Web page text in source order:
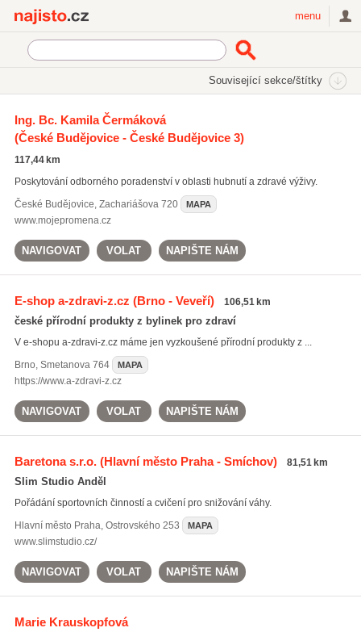
menu
Související sekce/štítky
poradenství ve výživě
poradenství ve výživě(322)
zdravé jídelníčky
zdravá výživa
Všechny související štítky
Ing. Bc. Kamila Čermáková
(České Budějovice - České Budějovice 3)
117,44 km
Poskytování odborného poradenství v oblasti hubnutí a zdravé výživy.
České Budějovice, Zachariášova 720 MAPA
www.mojepromena.cz
NAVIGOVAT VOLAT NAPIŠTE NÁM
E-shop a-zdravi-z.cz (Brno - Veveří) 106,51 km
české přírodní produkty z bylinek pro zdraví
V e-shopu a-zdravi-z.cz máme jen vyzkoušené přírodní produkty z ...
Brno, Smetanova 764 MAPA
https://www.a-zdravi-z.cz
NAVIGOVAT VOLAT NAPIŠTE NÁM
Baretona s.r.o.(Hlavní město Praha - Smíchov) 81,51 km
Slim Studio Anděl
Pořádání sportovních činností a cvičení pro snižování váhy.
Hlavní město Praha, Ostrovského 253 MAPA
www.slimstudio.cz/
NAVIGOVAT VOLAT NAPIŠTE NÁM
Marie Krauskopfová